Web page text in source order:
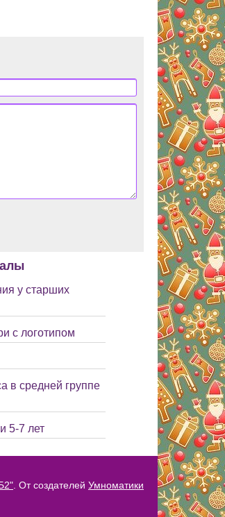
у старших
с логотипом
в средней группе
5-7 лет
. От создателей Умноматики